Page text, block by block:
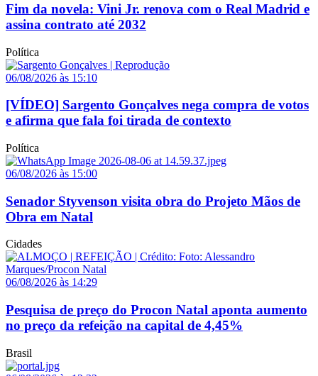
Fim da novela: Vini Jr. renova com o Real Madrid e
assina contrato até 2032
Política
06/08/2026 às 15:10
[VÍDEO] Sargento Gonçalves nega compra de votos
e afirma que fala foi tirada de contexto
Política
06/08/2026 às 15:00
Senador Styvenson visita obra do Projeto Mãos de
Obra em Natal
Cidades
06/08/2026 às 14:29
Pesquisa de preço do Procon Natal aponta aumento
no preço da refeição na capital de 4,45%
Brasil